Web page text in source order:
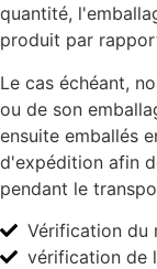
quantité,
produit par
Le cas échéant,
ou de son
ensuite emballés
d'expédition afin
pendant le
Vérification du
vérification de